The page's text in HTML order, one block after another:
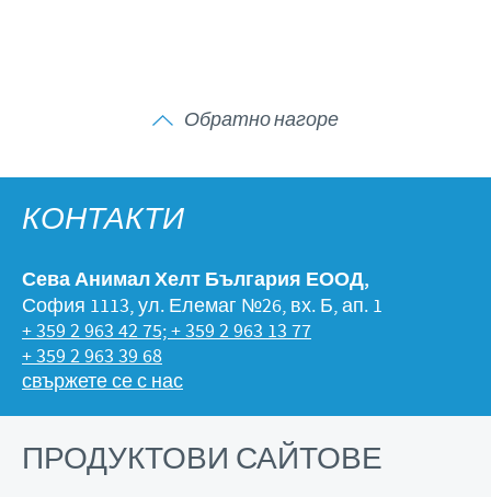
Обратно нагоре
КОНТАКТИ
Сева Анимал Хелт България ЕООД,
София 1113, ул. Елемаг №26, вх. Б, ап. 1
+ 359 2 963 42 75; + 359 2 963 13 77
+ 359 2 963 39 68
свържете се с нас
ПРОДУКТОВИ САЙТОВЕ